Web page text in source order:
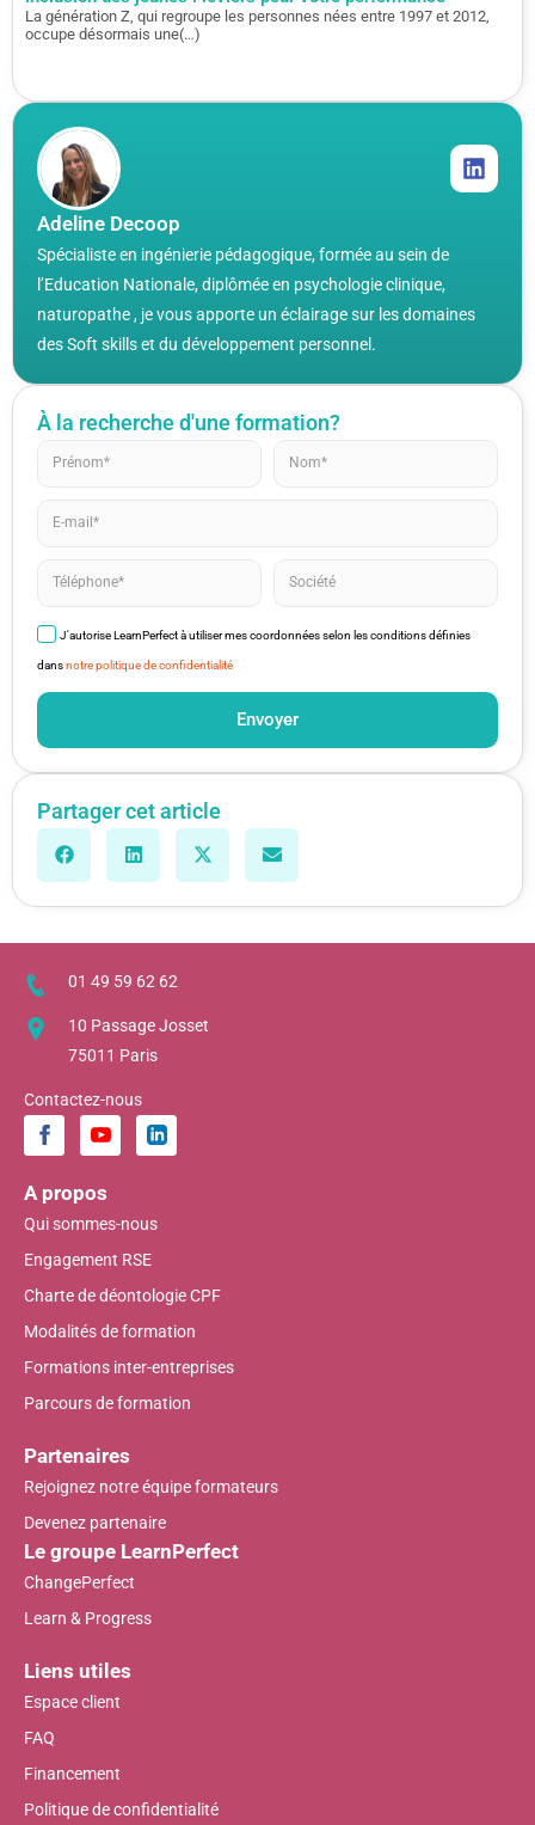
Adeline Decoop
Spécialiste en ingénierie pédagogique, formée au sein de
l’Education Nationale, diplômée en psychologie clinique,
naturopathe , je vous apporte un éclairage sur les domaines
des Soft skills et du développement personnel.
À la recherche d'une formation?
J'autorise LearnPerfect à utiliser mes coordonnées selon les conditions définies
dansnotre politique de confidentialité
Envoyer
Partager cet article
La génération Z, qui regroupe les personnes nées entre 1997 et 2012,
occupe désormais une(…)
01 49 59 62 62
10 Passage Josset
75011 Paris
Contactez-nous
A propos
Qui sommes-nous
Engagement RSE
Charte de déontologie CPF
Modalités de formation
Formations inter-entreprises
Parcours de formation
Partenaires
Rejoignez notre équipe formateurs
Devenez partenaire
Le groupe LearnPerfect
ChangePerfect
Learn & Progress
Liens utiles
Espace client
FAQ
Financement
Politique de confidentialité